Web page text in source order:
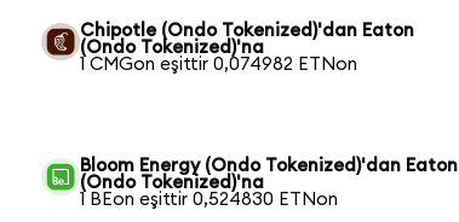
Chipotle (Ondo Tokenized)'dan Eaton
(Ondo Tokenized)'na
1 CMGon eşittir 0,074982 ETNon
Bloom Energy (Ondo Tokenized)'dan Eaton
(Ondo Tokenized)'na
1 BEon eşittir 0,524830 ETNon